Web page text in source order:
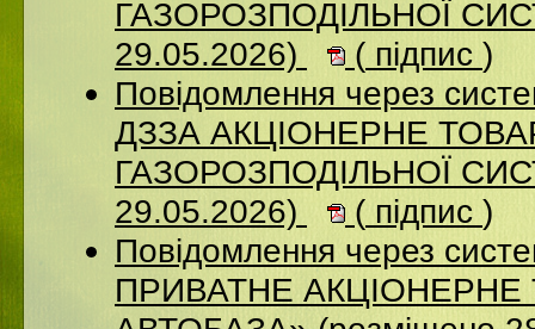
ГАЗОРОЗПОДІЛЬНОЇ
29.05.2026)
( підпис )
Повідомлення через
ДЗЗА АКЦІОНЕРНЕ
ГАЗОРОЗПОДІЛЬНОЇ
29.05.2026)
( підпис )
Повідомлення через
ПРИВАТНЕ